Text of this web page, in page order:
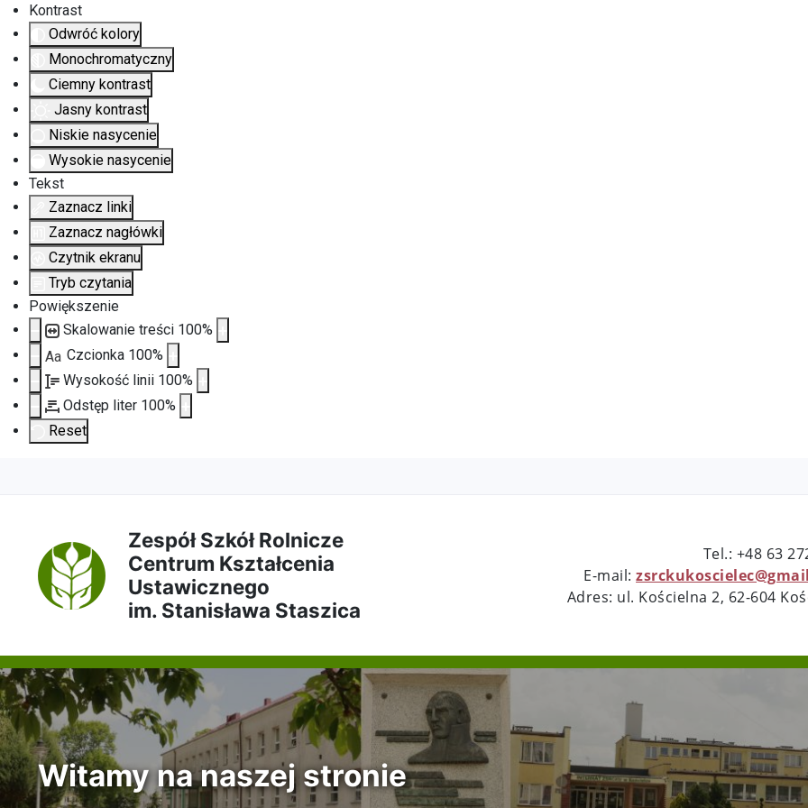
Kontrast
Odwróć kolory
Monochromatyczny
Ciemny kontrast
Jasny kontrast
Niskie nasycenie
Wysokie nasycenie
Tekst
Zaznacz linki
Zaznacz nagłówki
Czytnik ekranu
Tryb czytania
Powiększenie
Skalowanie treści 100%
Aa Czcionka 100%
Wysokość linii 100%
Odstęp liter 100%
Reset
treści
głównej
menu
nawigacyjnego
wyszukiwarki
mapy
strony
Zespół Szkół Rolnicze
Centrum Kształcenia
Ustawicznego
im. Stanisława Staszica
Tel.: +48 63
E-mail:
Adres: ul. Kościelna 2, 62-604
Witamy na naszej stronie